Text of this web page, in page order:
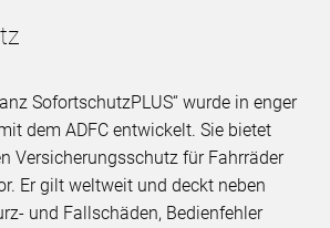
SofortschutzPLUS“ wurde in enger
dem ADFC entwickelt. Sie bietet
Versicherungsschutz für Fahrräder
Er gilt weltweit und deckt neben
und Fallschäden, Bedienfehler